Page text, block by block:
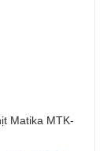
Matika MTK-